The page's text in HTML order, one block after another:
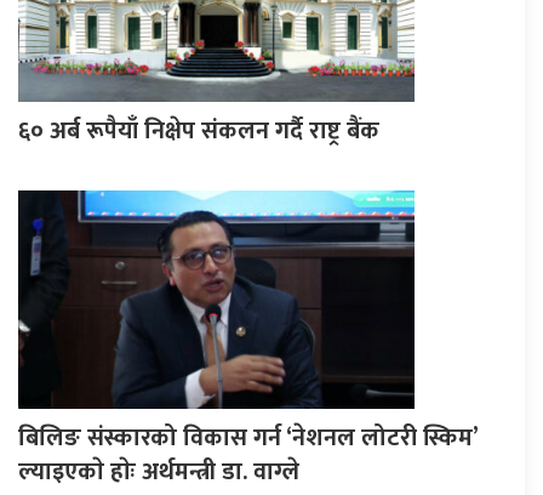
६० अर्ब रूपैयाँ निक्षेप संकलन गर्दै राष्ट्र बैंक
बिलिङ संस्कारको विकास गर्न ‘नेशनल लोटरी स्किम’
ल्याइएकाे हाेः अर्थमन्त्री डा. वाग्ले